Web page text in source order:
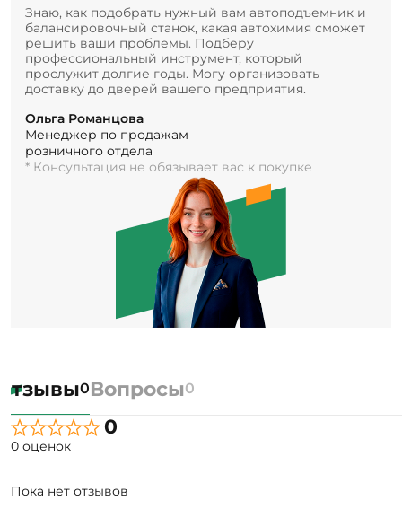
Знаю, как подобрать нужный вам автоподъемник и
балансировочный станок, какая автохимия сможет
решить ваши проблемы. Подберу
профессиональный инструмент, который
прослужит долгие годы. Могу организовать
доставку до дверей вашего предприятия.
Ольга Романцова
Менеджер по продажам
розничного отдела
* Консультация не обязывает вас к покупке
0Вопросы0
0
0 оценок
Пока нет отзывов